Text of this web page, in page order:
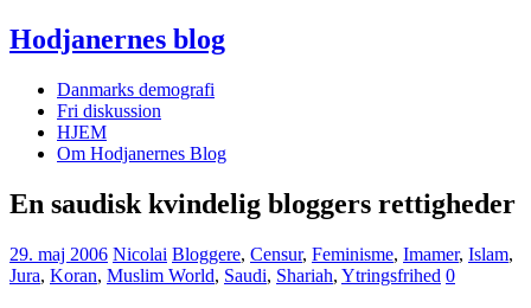
Hodjanernes blog
Danmarks demografi
Fri diskussion
HJEM
Om Hodjanernes Blog
En saudisk kvindelig bloggers rettigheder
29. maj 2006 Nicolai Bloggere, Censur, Feminisme, Imamer, Islam,
Jura, Koran, Muslim World, Saudi, Shariah, Ytringsfrihed 0